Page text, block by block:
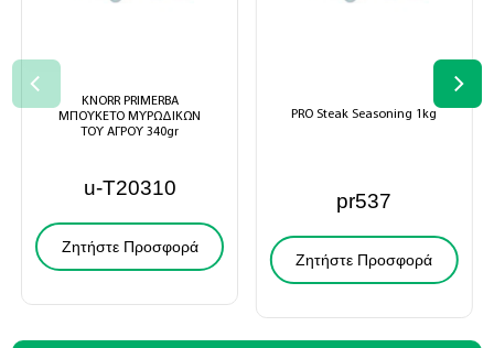
KNORR PRIMERBA
ΜΠΟΥΚΕΤΟ ΜΥΡΩΔΙΚΩΝ
ΤΟΥ ΑΓΡΟΥ 340gr
u-T20310
Ζητήστε Προσφορά
PRO Steak Seasoning 1kg
pr537
Ζητήστε Προσφορά